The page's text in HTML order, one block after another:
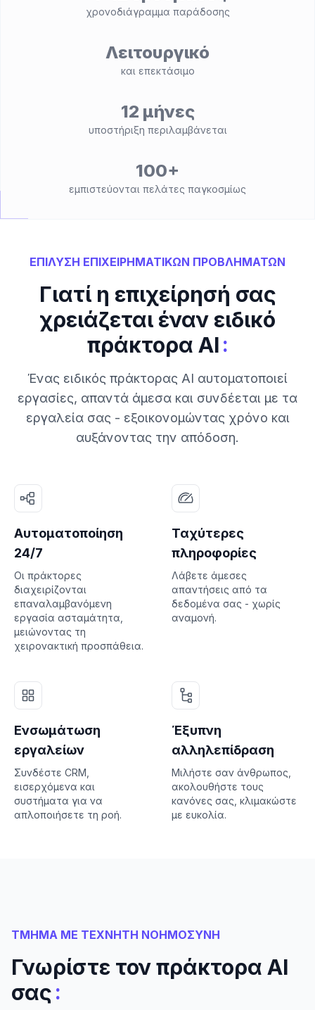
χρονοδιάγραμμα παράδοσης
Λειτουργικό
και επεκτάσιμο
12 μήνες
υποστήριξη περιλαμβάνεται
100+
εμπιστεύονται πελάτες παγκοσμίως
ΕΠΙΛΥΣΗ ΕΠΙΧΕΙΡΗΜΑΤΙΚΩΝ ΠΡΟΒΛΗΜΑΤΩΝ
Γιατί η επιχείρησή σας
χρειάζεται έναν ειδικό
πράκτορα AI:
Ένας ειδικός πράκτορας AI αυτοματοποιεί
εργασίες, απαντά άμεσα και συνδέεται με τα
εργαλεία σας - εξοικονομώντας χρόνο και
αυξάνοντας την απόδοση.
Αυτοματοποίηση
24/7
Οι πράκτορες
διαχειρίζονται
επαναλαμβανόμενη
εργασία ασταμάτητα,
μειώνοντας τη
χειρονακτική προσπάθεια.
Ταχύτερες
πληροφορίες
Λάβετε άμεσες
απαντήσεις από τα
δεδομένα σας - χωρίς
αναμονή.
Ενσωμάτωση
εργαλείων
Συνδέστε CRM,
εισερχόμενα και
συστήματα για να
απλοποιήσετε τη ροή.
Έξυπνη
αλληλεπίδραση
Μιλήστε σαν άνθρωπος,
ακολουθήστε τους
κανόνες σας, κλιμακώστε
με ευκολία.
ΤΜΗΜΑ ΜΕ ΤΕΧΝΗΤΗ ΝΟΗΜΟΣΥΝΗ
Γνωρίστε τον πράκτορα AI
σας: